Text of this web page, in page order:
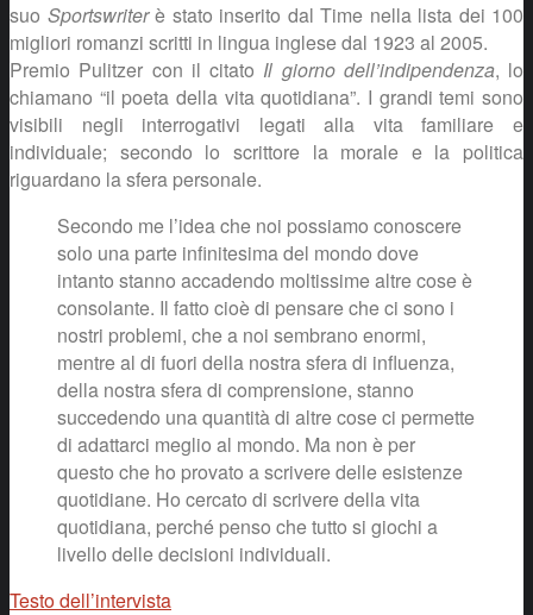
suo Sportswriterè stato inserito dal Time nella lista dei 100
migliori romanzi scritti in lingua inglese dal 1923 al 2005.
Premio Pulitzer con il citato Il giorno dell’indipendenza, lo
chiamano “il poeta della vita quotidiana”. I grandi temi sono
visibili negli interrogativi legati alla vita familiare e
individuale; secondo lo scrittore la morale e la politica
riguardano la sfera personale.
Secondo me l’idea che noi possiamo conoscere
solo una parte infinitesima del mondo dove
intanto stanno accadendo moltissime altre cose è
consolante. Il fatto cioè di pensare che ci sono i
nostri problemi, che a noi sembrano enormi,
mentre al di fuori della nostra sfera di influenza,
della nostra sfera di comprensione, stanno
succedendo una quantità di altre cose ci permette
di adattarci meglio al mondo. Ma non è per
questo che ho provato a scrivere delle esistenze
quotidiane. Ho cercato di scrivere della vita
quotidiana, perché penso che tutto si giochi a
livello delle decisioni individuali.
Testo dell’intervista